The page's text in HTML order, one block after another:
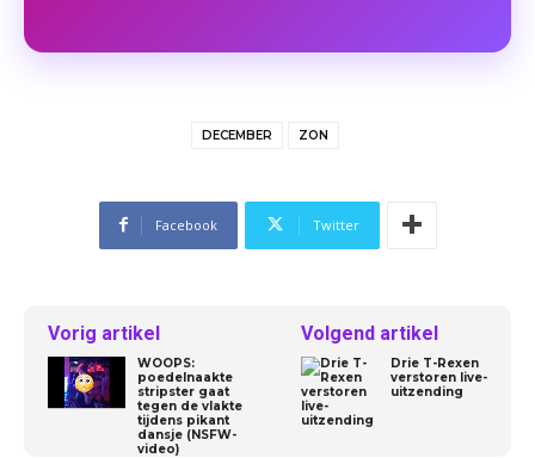
DECEMBER ZON
Facebook Twitter
Vorig artikel
WOOPS:
poedelnaakte
stripster gaat
tegen de vlakte
tijdens pikant
dansje (NSFW-
video)
Volgend artikel
Drie T-Rexen
verstoren live-
uitzending